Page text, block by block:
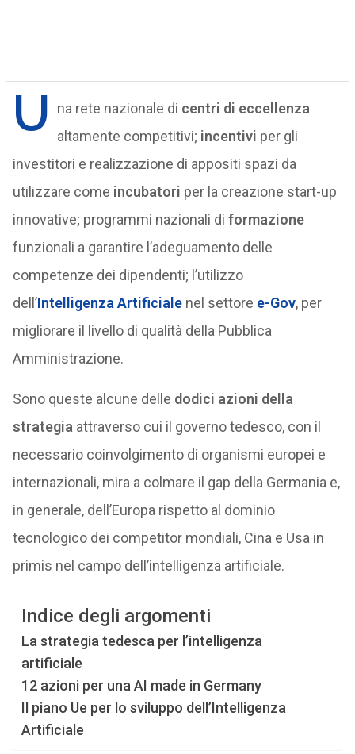
U na rete nazionale di centri di eccellenza
altamente competitivi; incentivi per gli
investitori e realizzazione di appositi spazi da
utilizzare come incubatori per la creazione start-up
innovative; programmi nazionali di formazione
funzionali a garantire l’adeguamento delle
competenze dei dipendenti; l’utilizzo
dell’Intelligenza Artificialenel settore e-Gov, per
migliorare il livello di qualità della Pubblica
Amministrazione.
Sono queste alcune delle dodici azioni della
strategia attraverso cui il governo tedesco, con il
necessario coinvolgimento di organismi europei e
internazionali, mira a colmare il gap della Germania e,
in generale, dell’Europa rispetto al dominio
tecnologico dei competitor mondiali, Cina e Usa in
primis nel campo dell’intelligenza artificiale.
Indice degli argomenti
La strategia tedesca per l’intelligenza
artificiale
12 azioni per una AI made in Germany
Il piano Ue per lo sviluppo dell’Intelligenza
Artificiale